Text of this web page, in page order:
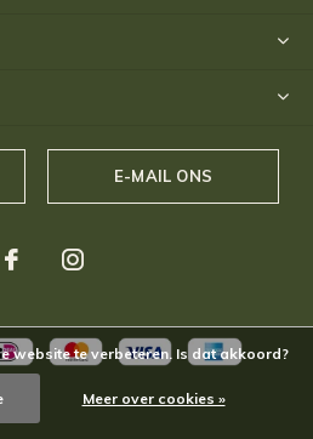
E-MAIL ONS
website te verbeteren. Is dat akkoord?
Meer over cookies »